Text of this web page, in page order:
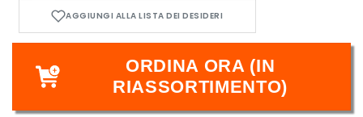
ORDINA ORA (IN
RIASSORTIMENTO)